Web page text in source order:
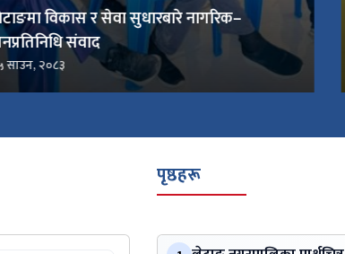
विकास र सेवा सुधारबारे नागरिक–
संवाद
साउन, २०८३
पृष्ठहरू